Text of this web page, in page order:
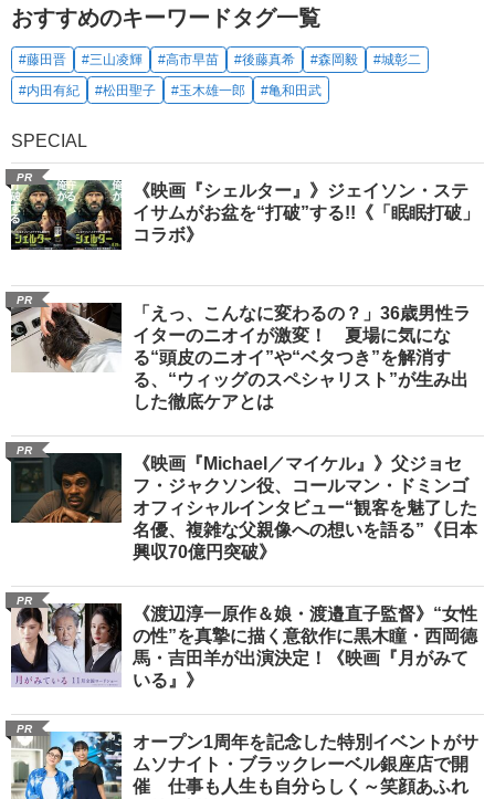
おすすめのキーワードタグ一覧
#藤田晋 #三山凌輝 #高市早苗 #後藤真希 #森岡毅
#城彰二
#内田有紀
#松田聖子 #玉木雄一郎 #亀和田武
SPECIAL
PR
《映画『シェルター』》ジェイソン・ステ
イサムがお盆を“打破”する!!《「眠眠打破」
コラボ》
PR
「えっ、こんなに変わるの？」36歳男性ラ
イターのニオイが激変！ 夏場に気にな
る“頭皮のニオイ”や“ベタつき”を解消す
る、“ウィッグのスペシャリスト”が生み出
した徹底ケアとは
PR
《映画『Michael／マイケル』》父ジョセ
フ・ジャクソン役、コールマン・ドミンゴ
オフィシャルインタビュー“観客を魅了した
名優、複雑な父親像への想いを語る”《日本
興収70億円突破》
PR
《渡辺淳一原作＆娘・渡邉直子監督》“女性
の性”を真摯に描く意欲作に黒木瞳・西岡德
馬・吉田羊が出演決定！《映画『月がみて
いる』》
PR
オープン1周年を記念した特別イベントがサ
ムソナイト・ブラックレーベル銀座店で開
催 仕事も人生も自分らしく～笑顔あふれ